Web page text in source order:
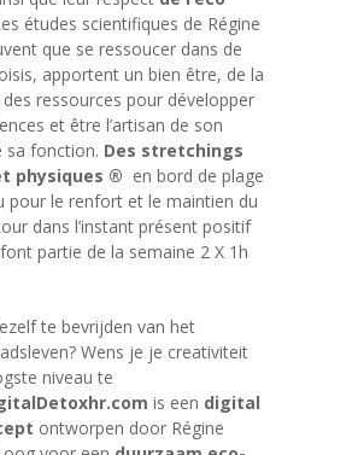
études scientifiques de Régine
que se ressoucer dans de
apportent un bien être, de la
ressources pour développer
et être l’artisan de son
sa fonction. Des stretchings
physiques ® en bord de plage
pour le renfort et le maintien du
dans l’instant présent positif
partie de la semaine 2 X 1h
te bevrijden van het
Wens je je creativiteit
niveau te
is een digital
ontworpen door Régine